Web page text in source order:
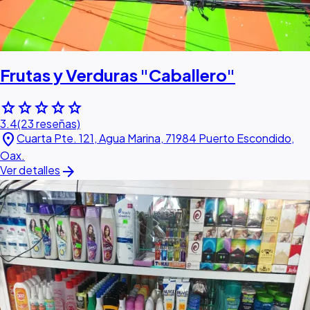
Frutas y Verduras "Caballero"
starstarstarstarstar
3.4(23 reseñas)
location_onCuarta Pte. 121, Agua Marina, 71984 Puerto Escondido,
Oax.
Ver detalles arrow_forward